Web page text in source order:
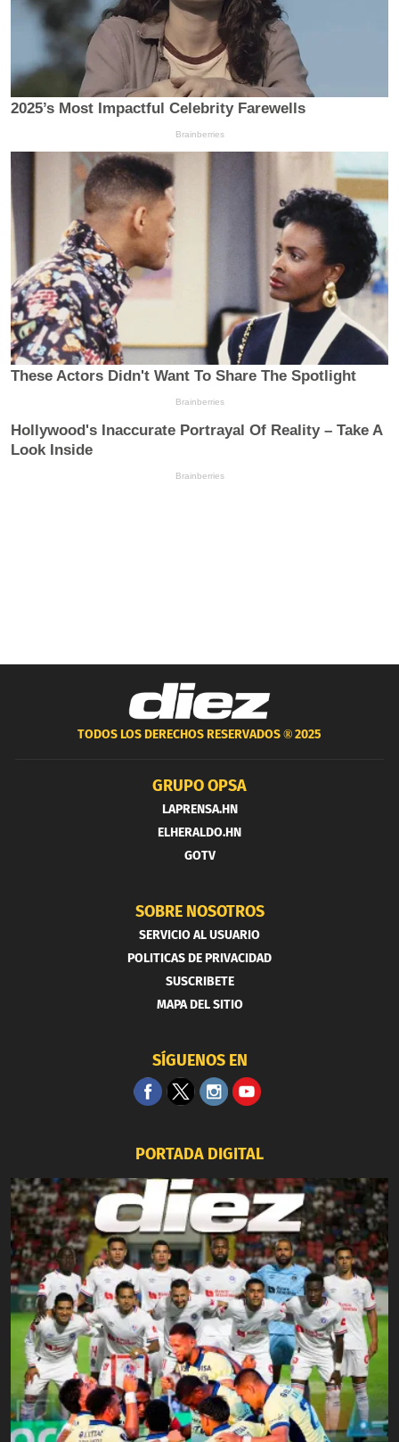
TODOS LOS DERECHOS RESERVADOS ®2025
GRUPO OPSA
LAPRENSA.HN
ELHERALDO.HN
GOTV
SOBRE NOSOTROS
SERVICIO AL USUARIO
POLITICAS DE PRIVACIDAD
SUSCRIBETE
MAPA DEL SITIO
SÍGUENOS EN
PORTADA DIGITAL